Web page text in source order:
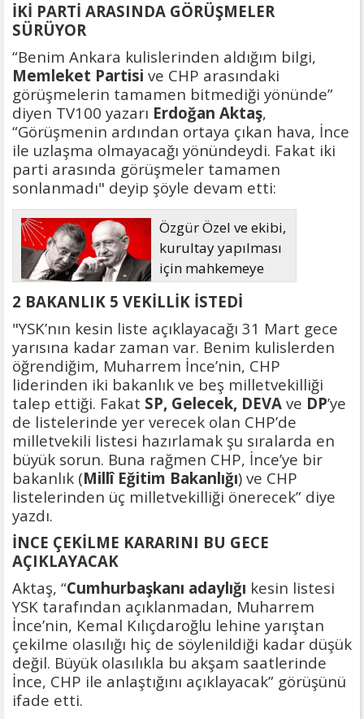
İKİ PARTİ ARASINDA GÖRÜŞMELER
SÜRÜYOR
“Benim Ankara kulislerinden aldığım bilgi,
Memleket Partisi ve CHP arasındaki
görüşmelerin tamamen bitmediği yönünde”
diyen TV100 yazarı Erdoğan Aktaş,
“Görüşmenin ardından ortaya çıkan hava, İnce
ile uzlaşma olmayacağı yönündeydi. Fakat iki
parti arasında görüşmeler tamamen
sonlanmadı" deyip şöyle devam etti:
Özgür Özel ve ekibi,
kurultay yapılması
için mahkemeye
başvuruyor
2 BAKANLIK 5 VEKİLLİK İSTEDİ
"YSK’nın kesin liste açıklayacağı 31 Mart gece
yarısına kadar zaman var. Benim kulislerden
öğrendiğim, Muharrem İnce’nin, CHP
liderinden iki bakanlık ve beş milletvekilliği
talep ettiği. Fakat SP, Gelecek, DEVA ve DP’ye
de listelerinde yer verecek olan CHP’de
milletvekili listesi hazırlamak şu sıralarda en
büyük sorun. Buna rağmen CHP, İnce’ye bir
bakanlık (Millî Eğitim Bakanlığı) ve CHP
listelerinden üç milletvekilliği önerecek” diye
yazdı.
İNCE ÇEKİLME KARARINI BU GECE
AÇIKLAYACAK
Aktaş, “Cumhurbaşkanı adaylığı kesin listesi
YSK tarafından açıklanmadan, Muharrem
İnce’nin, Kemal Kılıçdaroğlu lehine yarıştan
çekilme olasılığı hiç de söylenildiği kadar düşük
değil. Büyük olasılıkla bu akşam saatlerinde
İnce, CHP ile anlaştığını açıklayacak” görüşünü
ifade etti.